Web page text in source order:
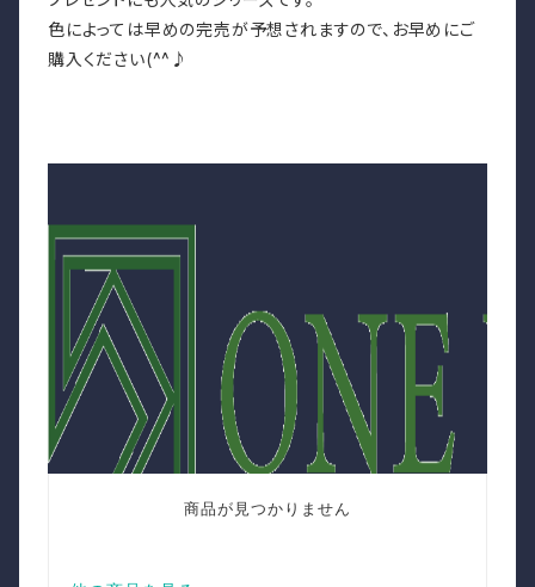
色によっては早めの完売が予想されますので、お早めにご
購入ください(^^♪